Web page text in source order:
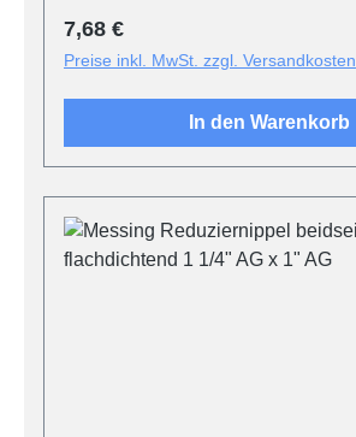
Regulärer Preis:
7,68 €
Preise inkl. MwSt. zzgl. Versandkosten
In den Warenkorb